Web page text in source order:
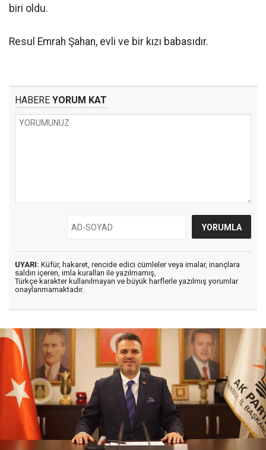
biri oldu.
Resul Emrah Şahan, evli ve bir kızı babasıdır.
HABERE YORUM KAT
UYARI: Küfür, hakaret, rencide edici cümleler veya imalar, inançlara
saldırı içeren, imla kuralları ile yazılmamış,
Türkçe karakter kullanılmayan ve büyük harflerle yazılmış yorumlar
onaylanmamaktadır.